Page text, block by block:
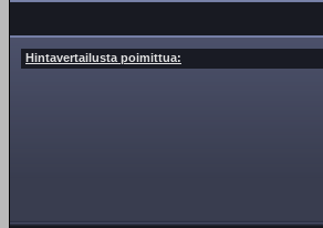
Hintavertailusta poimittua: